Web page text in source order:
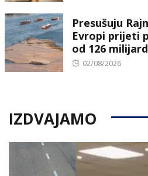
Presušuju
Evropi prijeti
od 126
Posted
02/08/2026
IZDVAJAMO